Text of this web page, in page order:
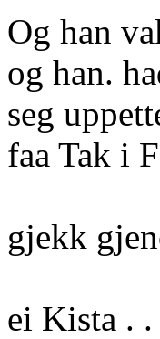
Og han
og han.
seg
faa Tak i
gjekk
ei Kista .